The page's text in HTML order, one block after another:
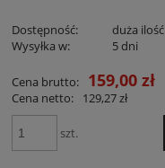
Dostępność:
duża ilość
Wysyłka w:
5 dni
Cena brutto: 159,00 zł
Cena netto: 129,27 zł
szt.